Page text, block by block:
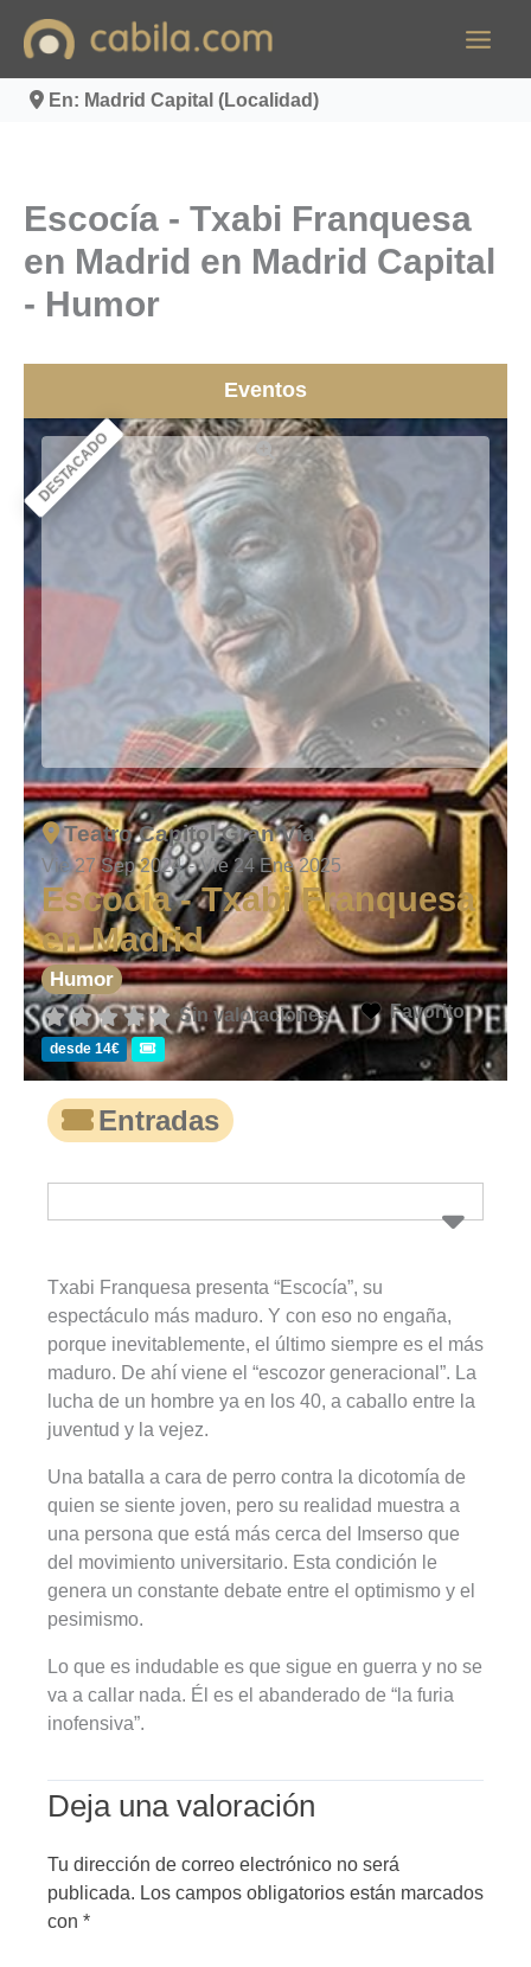
contenido
En: Madrid Capital (Localidad)
Escocía - Txabi Franquesa
en Madrid en Madrid Capital
- Humor
Eventos
DESTACADO
Teatro Capitol Gran Vía
Vie 27 Sep 2024 - Vie 24 Ene 2025
Escocía - Txabi Franquesa
en Madrid
Humor
Sin valoraciones Favorito
desde 14€
Entradas
Txabi Franquesa presenta “Escocía”, su
espectáculo más maduro. Y con eso no engaña,
porque inevitablemente, el último siempre es el más
maduro. De ahí viene el “escozor generacional”. La
lucha de un hombre ya en los 40, a caballo entre la
juventud y la vejez.
Una batalla a cara de perro contra la dicotomía de
quien se siente joven, pero su realidad muestra a
una persona que está más cerca del Imserso que
del movimiento universitario. Esta condición le
genera un constante debate entre el optimismo y el
pesimismo.
Lo que es indudable es que sigue en guerra y no se
va a callar nada. Él es el abanderado de “la furia
inofensiva”.
Deja una valoración
Tu dirección de correo electrónico no será
publicada. Los campos obligatorios están marcados
con *